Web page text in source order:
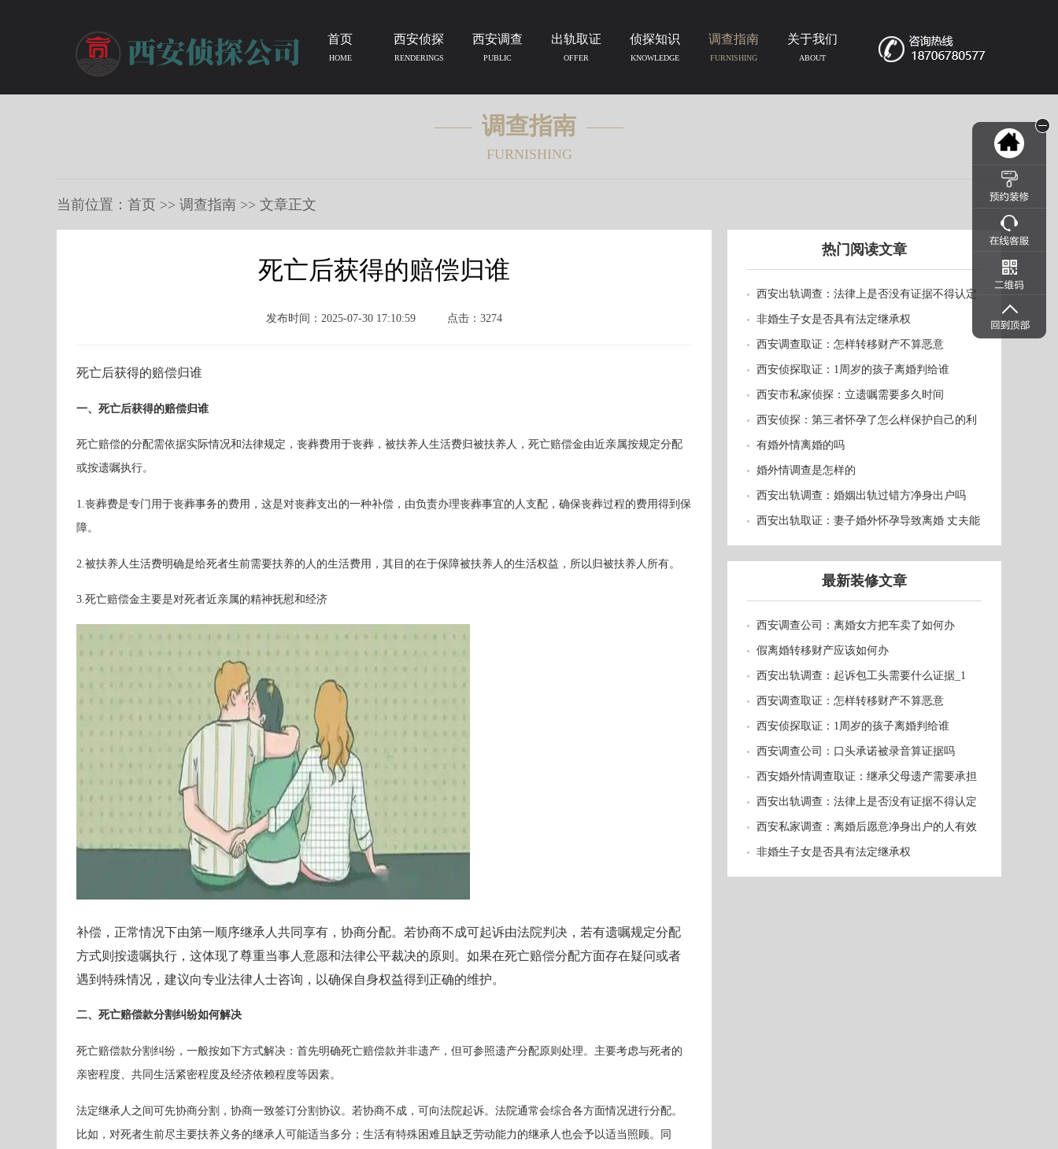
首页
HOME
西安侦探
RENDERINGS
西安调查
PUBLIC
出轨取证
OFFER
侦探知识
KNOWLEDGE
调查指南
FURNISHING
关于我们
ABOUT
调查指南
FURNISHING
当前位置： 首页 >> 调查指南 >> 文章正文
死亡后获得的赔偿归谁
发布时间：2025-07-30 17:10:59 点击：3274
死亡后获得的赔偿归谁
一、死亡后获得的赔偿归谁
死亡赔偿的分配需依据实际情况和法律规定，丧葬费用于丧葬，被扶养人生活费归被扶养人，死亡赔偿金由近亲属按规定分配
或按遗嘱执行。
1.丧葬费是专门用于丧葬事务的费用，这是对丧葬支出的一种补偿，由负责办理丧葬事宜的人支配，确保丧葬过程的费用得到保
障。
2.被扶养人生活费明确是给死者生前需要扶养的人的生活费用，其目的在于保障被扶养人的生活权益，所以归被扶养人所有。
3.死亡赔偿金主要是对死者近亲属的精神抚慰和经济
补偿，正常情况下由第一顺序继承人共同享有，协商分配。若协商不成可起诉由法院判决，若有遗嘱规定分配
方式则按遗嘱执行，这体现了尊重当事人意愿和法律公平裁决的原则。如果在死亡赔偿分配方面存在疑问或者
遇到特殊情况，建议向专业法律人士咨询，以确保自身权益得到正确的维护。
二、死亡赔偿款分割纠纷如何解决
死亡赔偿款分割纠纷，一般按如下方式解决：首先明确死亡赔偿款并非遗产，但可参照遗产分配原则处理。主要考虑与死者的
亲密程度、共同生活紧密程度及经济依赖程度等因素。
法定继承人之间可先协商分割，协商一致签订分割协议。若协商不成，可向法院起诉。法院通常会综合各方面情况进行分配。
比如，对死者生前尽主要扶养义务的继承人可能适当多分；生活有特殊困难且缺乏劳动能力的继承人也会予以适当照顾。同
热门阅读文章
西安出轨调查：法律上是否没有证据不得认定
事实
非婚生子女是否具有法定继承权
西安调查取证：怎样转移财产不算恶意
西安侦探取证：1周岁的孩子离婚判给谁
西安市私家侦探：立遗嘱需要多久时间
西安侦探：第三者怀孕了怎么样保护自己的利
益
有婚外情离婚的吗
婚外情调查是怎样的
西安出轨调查：婚姻出轨过错方净身出户吗
西安出轨取证：妻子婚外怀孕导致离婚 丈夫能
否索赔？
最新装修文章
西安调查公司：离婚女方把车卖了如何办
假离婚转移财产应该如何办
西安出轨调查：起诉包工头需要什么证据_1
西安调查取证：怎样转移财产不算恶意
西安侦探取证：1周岁的孩子离婚判给谁
西安调查公司：口头承诺被录音算证据吗
西安婚外情调查取证：继承父母遗产需要承担
债务吗
西安出轨调查：法律上是否没有证据不得认定
事实
西安私家调查：离婚后愿意净身出户的人有效
吗
非婚生子女是否具有法定继承权